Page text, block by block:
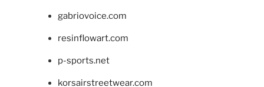
gabriovoice.com
resinflowart.com
p-sports.net
korsairstreetwear.com